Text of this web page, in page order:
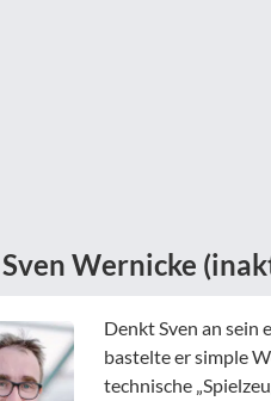
Wernicke
Denkt Sven an sein
bastelte er simple
technische